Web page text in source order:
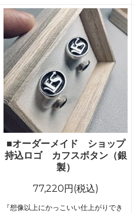
■オーダーメイド ショップ
持込ロゴ カフスボタン（銀
製）
77,220円(税込)
『想像以上にかっこいい仕上がりでき